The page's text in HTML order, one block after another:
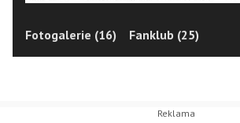
Fotogalerie (16) Fanklub (25)